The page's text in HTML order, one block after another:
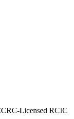
Licensed RCIC